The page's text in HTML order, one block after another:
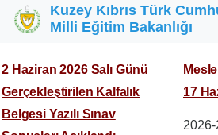
Ana içeriğe atla
Kuzey Kıbrıs Türk
Milli Eğitim Bakanlığı
2 Haziran 2026 Salı Günü
Gerçekleştirilen Kalfalık
Belgesi Yazılı Sınav
17